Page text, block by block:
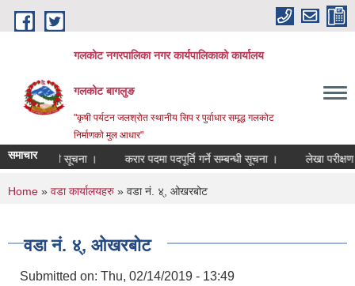
Skip to main content
गलकोट नगरपालिका नगर कार्यपालिकाको कार्यालय
गलकोट बागलुङ
"कृषी पर्यटन जलश्रोत स्थानीय सिप र पुर्वाधार समृद्ध गलकोट
निर्माणको मुल आधार"
समाचारसम्बन्धी सूचना । करार पदमा पदपूर्ति गर्ने सम्बन्धी सूचना । लेखा परीक्षण
You are here
Home » वडा कार्यालयहरु » वडा नं. ४्, ओखरबोट
वडा नं. ४्, ओखरबोट
Submitted on: Thu, 02/14/2019 - 13:49